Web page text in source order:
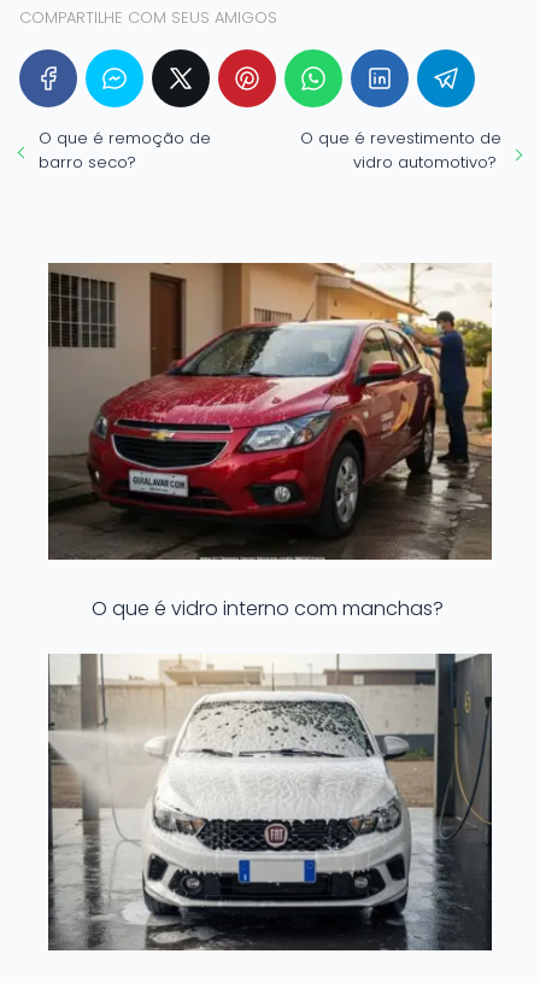
COMPARTILHE COM SEUS AMIGOS
O que é remoção de
barro seco?
O que é revestimento de
vidro automotivo?
O que é vidro interno com manchas?